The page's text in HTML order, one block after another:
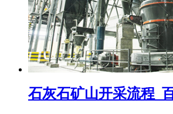
石灰石矿山开采流程_